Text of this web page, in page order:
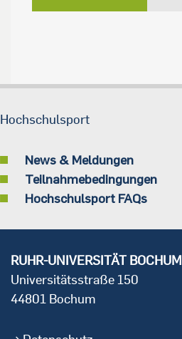
Hochschulsport
News & Meldungen
Teilnahmebedingungen
Hochschulsport FAQs
RUHR-UNIVERSITÄT BOCHUM
Universitätsstraße 150
44801 Bochum